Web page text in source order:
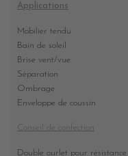
Applications
Mobilier tendu
Bain de soleil
Brise vent/vue
Séparation
Ombrage
Enveloppe de coussin
Conseil de confection
Double ourlet pour